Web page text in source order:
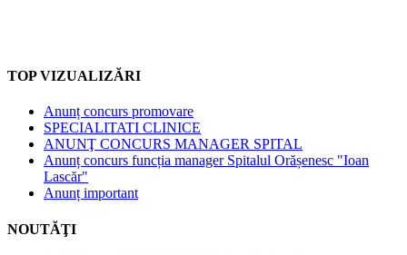
TOP VIZUALIZĂRI
Anunț concurs promovare
SPECIALITATI CLINICE
ANUNŢ CONCURS MANAGER SPITAL
Anunț concurs funcția manager Spitalul Orășenesc "Ioan
Lascăr"
Anunț important
NOUTĂŢI